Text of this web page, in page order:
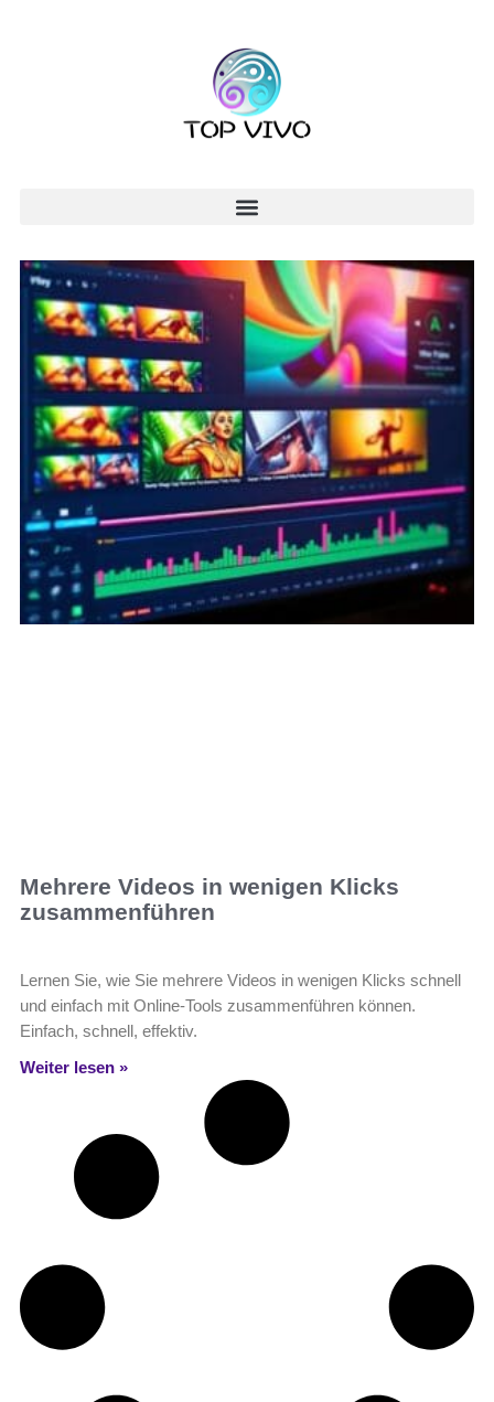
Mehrere Videos in wenigen Klicks
zusammenführen
Lernen Sie, wie Sie mehrere Videos in wenigen Klicks schnell
und einfach mit Online-Tools zusammenführen können.
Einfach, schnell, effektiv.
Weiter lesen »